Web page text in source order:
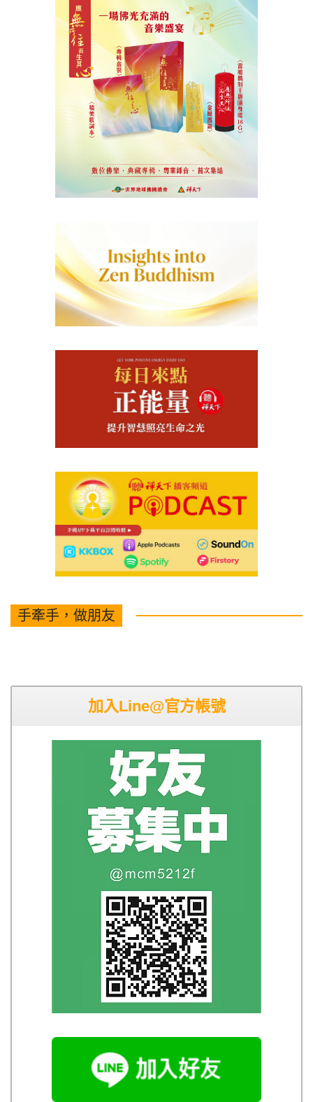
手牽手，做朋友
加入Line@官方帳號